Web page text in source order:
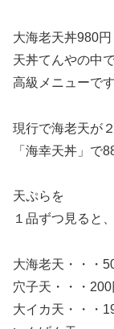
大海老天丼980
天丼てんやの中
高級メニューです
現行で海老天が
「海幸天丼」で
天ぷらを
１品ずつ見ると、
大海老天・・・
穴子天・・・200
大イカ天・・・